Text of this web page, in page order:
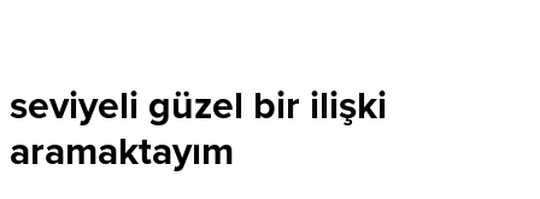
seviyeli güzel bir ilişki
aramaktayım